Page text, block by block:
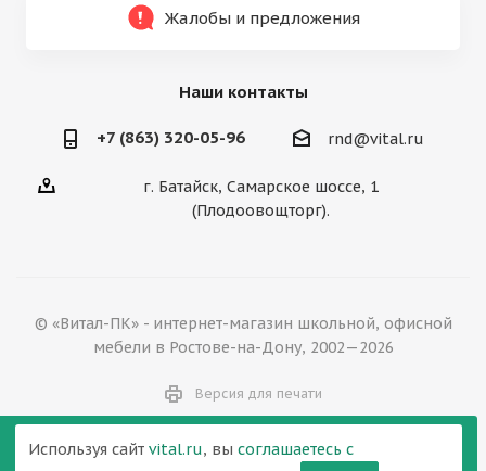
Жалобы и предложения
Наши контакты
+7 (863) 320-05-96 rnd@vital.ru
г. Батайск, Самарское шоссе, 1
(Плодоовощторг).
© «Витал-ПК» - интернет-магазин школьной, офисной
мебели в Ростове-на-Дону, 2002—2026
Версия для печати
Используя сайт vital.ru, вы соглашаетесь с